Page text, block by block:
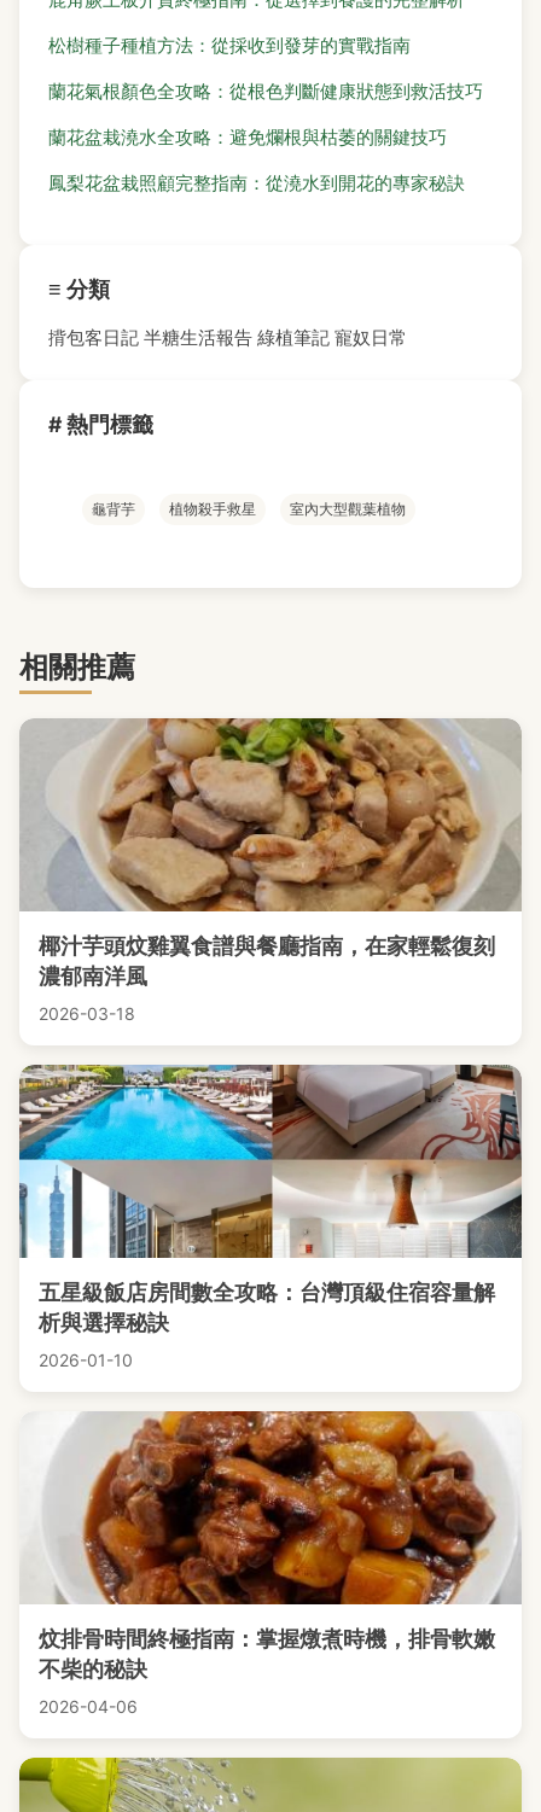
松樹種子種植方法：從採收到發芽的實戰指南
蘭花氣根顏色全攻略：從根色判斷健康狀態到救活技巧
蘭花盆栽澆水全攻略：避免爛根與枯萎的關鍵技巧
鳳梨花盆栽照顧完整指南：從澆水到開花的專家秘訣
≡ 分類
揹包客日記 半糖生活報告 綠植筆記 寵奴日常
# 熱門標籤
龜背芋 植物殺手救星 室內大型觀葉植物
相關推薦
椰汁芋頭炆雞翼食譜與餐廳指南，在家輕鬆復刻
濃郁南洋風
2026-03-18
五星級飯店房間數全攻略：台灣頂級住宿容量解
析與選擇秘訣
2026-01-10
炆排骨時間終極指南：掌握燉煮時機，排骨軟嫩
不柴的秘訣
2026-04-06